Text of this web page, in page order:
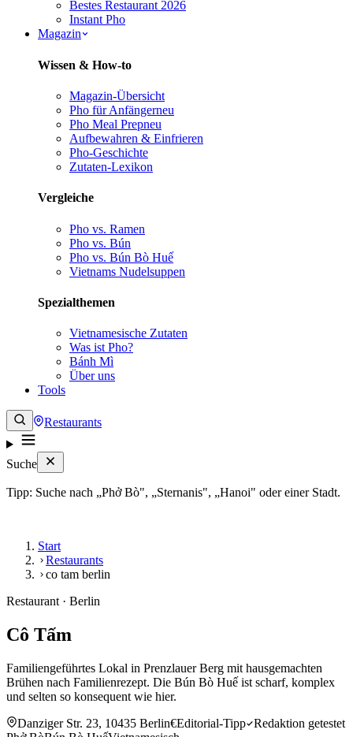
Bestes Restaurant 2026
Instant Pho
Magazin
Wissen & How-to
Magazin-Übersicht
Pho für Anfängerneu
Pho Meal Prepneu
Aufbewahren & Einfrieren
Pho-Geschichte
Zutaten-Lexikon
Vergleiche
Pho vs. Ramen
Pho vs. Bún
Pho vs. Bún Bò Huế
Vietnams Nudelsuppen
Spezialthemen
Vietnamesische Zutaten
Was ist Pho?
Bánh Mì
Über uns
Tools
Restaurants
Suche
Tipp: Suche nach „Phở Bò", „Sternanis", „Hanoi" oder einer Stadt.
Start
Restaurants
co tam berlin
Restaurant · Berlin
Cô Tấm
Familiengeführtes Lokal in Prenzlauer Berg mit hausgemachten
Brühen nach Familienrezept. Die Bún Bò Huế ist scharf, komplex
und selten so konsequent wie hier.
Danziger Str. 23, 10435 Berlin€Editorial-Tipp Redaktion getestet